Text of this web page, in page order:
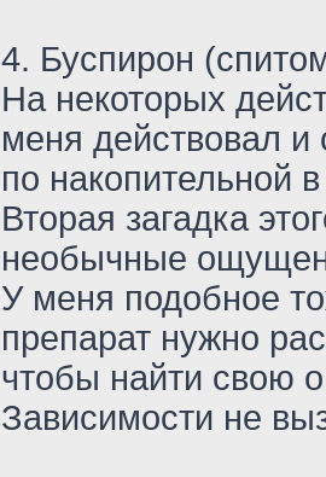
4. Буспирон
На некоторых
меня действовал и
по накопительной
Вторая загадка
необычные
У меня подобное
препарат нужно
чтобы найти свою
Зависимости не